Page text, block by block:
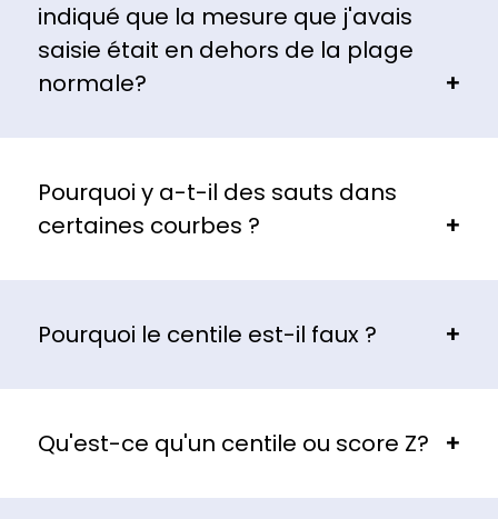
indiqué que la mesure que j'avais
saisie était en dehors de la plage
normale?
Pourquoi y a-t-il des sauts dans
certaines courbes ?
Pourquoi le centile est-il faux ?
Qu'est-ce qu'un centile ou score Z?